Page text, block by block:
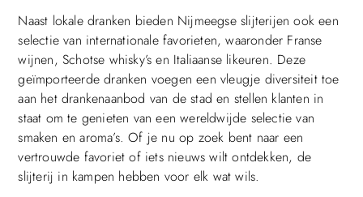
Naast lokale dranken bieden Nijmeegse slijterijen ook een
selectie van internationale favorieten, waaronder Franse
wijnen, Schotse whisky’s en Italiaanse likeuren. Deze
geïmporteerde dranken voegen een vleugje diversiteit toe
aan het drankenaanbod van de stad en stellen klanten in
staat om te genieten van een wereldwijde selectie van
smaken en aroma’s. Of je nu op zoek bent naar een
vertrouwde favoriet of iets nieuws wilt ontdekken, de
slijterij in kampen hebben voor elk wat wils.